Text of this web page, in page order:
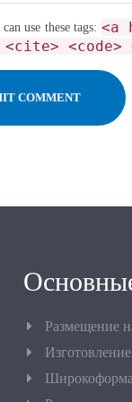
use these tags: <a
<code>
Размещение